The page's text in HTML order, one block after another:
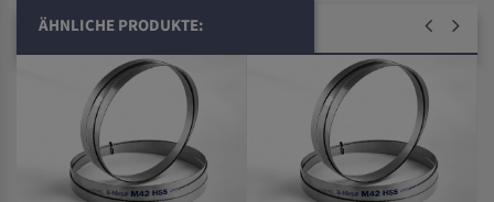
ÄHNLICHE PRODUKTE: